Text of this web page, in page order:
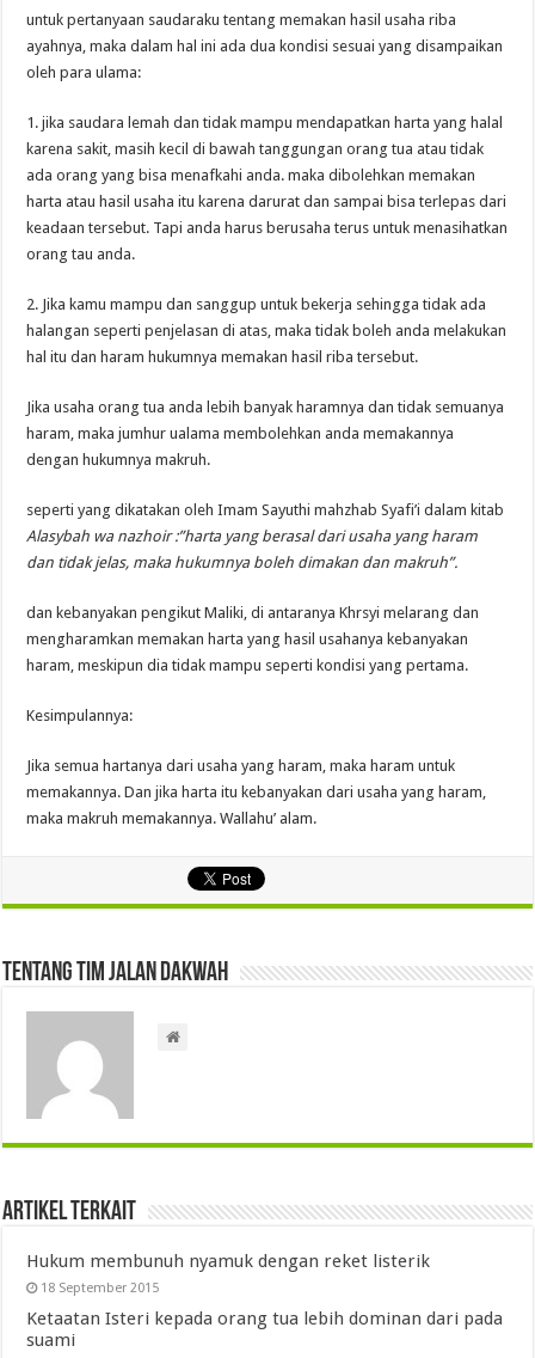
untuk pertanyaan saudaraku tentang memakan hasil usaha riba
ayahnya, maka dalam hal ini ada dua kondisi sesuai yang disampaikan
oleh para ulama:
1. jika saudara lemah dan tidak mampu mendapatkan harta yang halal
karena sakit, masih kecil di bawah tanggungan orang tua atau tidak
ada orang yang bisa menafkahi anda. maka dibolehkan memakan
harta atau hasil usaha itu karena darurat dan sampai bisa terlepas dari
keadaan tersebut. Tapi anda harus berusaha terus untuk menasihatkan
orang tau anda.
2. Jika kamu mampu dan sanggup untuk bekerja sehingga tidak ada
halangan seperti penjelasan di atas, maka tidak boleh anda melakukan
hal itu dan haram hukumnya memakan hasil riba tersebut.
Jika usaha orang tua anda lebih banyak haramnya dan tidak semuanya
haram, maka jumhur ualama membolehkan anda memakannya
dengan hukumnya makruh.
seperti yang dikatakan oleh Imam Sayuthi mahzhab Syafi’i dalam kitab
Alasybah wa nazhoir :”harta yang berasal dari usaha yang haram
dan tidak jelas, maka hukumnya boleh dimakan dan makruh”.
dan kebanyakan pengikut Maliki, di antaranya Khrsyi melarang dan
mengharamkan memakan harta yang hasil usahanya kebanyakan
haram, meskipun dia tidak mampu seperti kondisi yang pertama.
Kesimpulannya:
Jika semua hartanya dari usaha yang haram, maka haram untuk
memakannya. Dan jika harta itu kebanyakan dari usaha yang haram,
maka makruh memakannya. Wallahu’ alam.
Tentang Tim Jalan Dakwah
Artikel Terkait
Hukum membunuh nyamuk dengan reket listerik
18 September 2015
Ketaatan Isteri kepada orang tua lebih dominan dari pada
suami